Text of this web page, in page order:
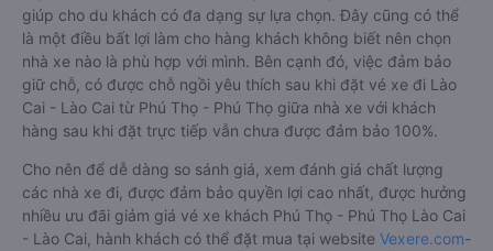
giúp cho du khách có đa dạng sự lựa chọn. Đây cũng có thể
là một điều bất lợi làm cho hàng khách không biết nên chọn
nhà xe nào là phù hợp với mình. Bên cạnh đó, việc đảm bảo
giữ chỗ, có được chỗ ngồi yêu thích sau khi đặt vé xe đi Lào
Cai - Lào Cai từ Phú Thọ - Phú Thọ giữa nhà xe với khách
hàng sau khi đặt trực tiếp vẫn chưa được đảm bảo 100%.
Cho nên để dễ dàng so sánh giá, xem đánh giá chất lượng
các nhà xe đi, được đảm bảo quyền lợi cao nhất, được hưởng
nhiều ưu đãi giảm giá vé xe khách Phú Thọ - Phú Thọ Lào Cai
- Lào Cai, hành khách có thể đặt mua tại website Vexere.com-